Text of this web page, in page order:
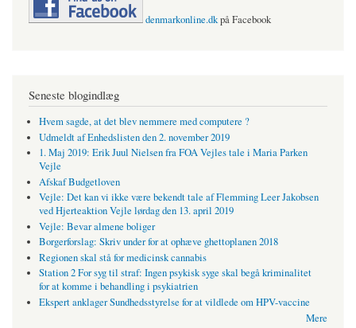
denmarkonline.dkpå Facebook
Seneste blogindlæg
Hvem sagde, at det blev nemmere med computere ?
Udmeldt af Enhedslisten den 2. november 2019
1. Maj 2019: Erik Juul Nielsen fra FOA Vejles tale i Maria Parken
Vejle
Afskaf Budgetloven
Vejle: Det kan vi ikke være bekendt tale af Flemming Leer Jakobsen
ved Hjerteaktion Vejle lørdag den 13. april 2019
Vejle: Bevar almene boliger
Borgerforslag: Skriv under for at ophæve ghettoplanen 2018
Regionen skal stå for medicinsk cannabis
Station 2 For syg til straf: Ingen psykisk syge skal begå kriminalitet
for at komme i behandling i psykiatrien
Ekspert anklager Sundhedsstyrelse for at vildlede om HPV-vaccine
Mere